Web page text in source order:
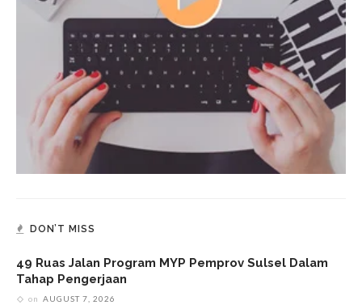
DON’T MISS
49 Ruas Jalan Program MYP Pemprov Sulsel Dalam
Tahap Pengerjaan
on AUGUST 7, 2026